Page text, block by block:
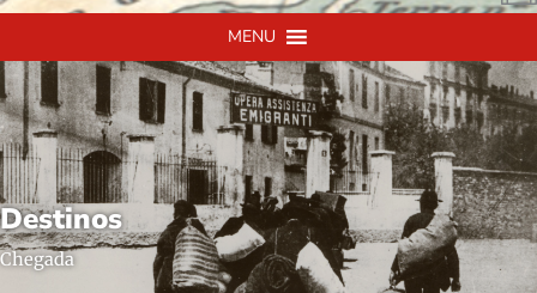
MENU
Destinos
Chegada